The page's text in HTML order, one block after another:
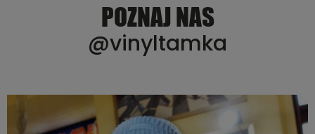
POZNAJ NAS
@vinyltamka